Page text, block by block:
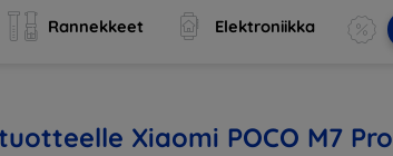
Rannekkeet Elektroniikka
Xiaomi POCO M7 Pro